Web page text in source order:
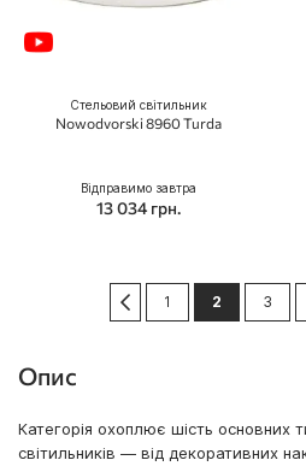
Стельовий світильник
Nowodvorski 8960 Turda
Відправимо завтра
13 034 грн.
Сторінка
Сторінка
Попередній
Сторінка
1 You're
2 3
Опис
Категорія охоплює шість основних
світильників — від декоративних